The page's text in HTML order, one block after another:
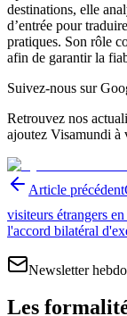
destinations, elle
d’entrée pour
pratiques. Son rôle
afin de garantir la
Suivez-nous sur
Retrouvez nos
ajoutez Visamundi à
Article précédent
visiteurs étrangers
l'accord bilatéral
Newsletter
Les